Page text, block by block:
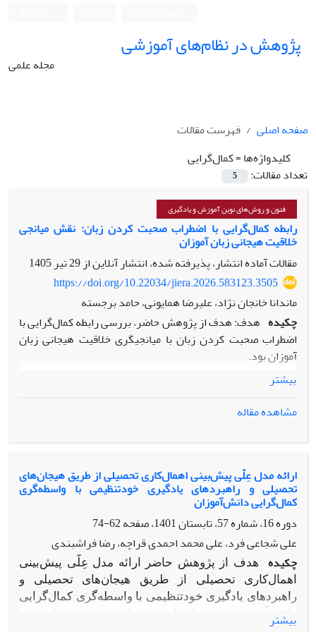
پژوهش در نظام‌های آموزشی
مجله علمی
صفحه اصلی
فهرست مقالات
کلیدواژه‌ها =کمال‌گرایی
تعداد مقالات:
5
فنون و روش‌های نوین آموزش و یادگیری
رابطه کمال‌گرایی با اضطراب صحبت کردن زبان: نقش میانجی
خلاقیت هیجانی زبان آموزان
مقالات آماده انتشار، پذیرفته شده، انتشار آنلاین از29 تیر 1405
https://doi.org/10.22034/jiera.2026.583123.3505
ماندانا خانجان نژاد، علیرضا همایونی، حامد برجسته
چکیده هدف: هدف از پژوهش حاضر، بررسی رابطه کمال‌گرایی با
اضطراب صحبت کردن زبان با میانجیگری خلاقیت هیجانی زبان
آموزان بود.
روش: روش پژوهش توصیفی و از نوع پژوهش های همبستگی
مبتنی بر روش معادلات ساختاری می‌باشد. جامعه آماری پژوهش
شده و تخصیص ضریب 15 برای هر متغیر مشاهده شده و با
حجم نمونه انتخاب شدند. برای جهت جمع‌آوری داده‌ها از
پرسشنامه اضطراب صحبت کردن زبان (Ali Khalaf Ali, 2017)،
هیجانی (Averill, et al., 1999) استفاده شد.
برای تجزیه و تحلیل داده‌ها در آمار توصیفی از میانگین و انحراف
استاندارد و در سطح آمار استنباطی از مدل‌یابی معادلات ساختاری
با نرم افزارهای 18 SPSS و23 Amos استفاده شد.
یافته‏ها: یافته ها نشان داد که کمال‌گرایی و خلاقیت هیجانی بر
اضطراب صحبت کردن زبان در دانش‌آموزان اثر مستقیم دارند.
همچنین کمال‌گرایی با نقش واسطه‌ای خلاقیت هیجانی بر اضطراب
بیشتر
مشاهده مقاله
ارائه مدل عِلّى پیش‌بینی اهمال‌کاری تحصیلی از طریق هیجان‌های
تحصیلی و راهبردهای یادگیری خودتنظیمی با واسطه‌گری
کمال‌گرایی دانش‌آموزان
دوره 16، شماره 57، تابستان 1401، صفحه
62-74
علی شجاعی فرد، علی محمد احمدی قراچه، رضا فراشبندی
چکیده
هدف از پژوهش حاضر ارائه مدل عِلّى پیش‌بینی
اهمال‌کاری تحصیلی از طریق هیجان‌های تحصیلی و
راهبردهای یادگیری خودتنظیمی با واسطه‌گری کمال‌گرایی
دانش‌آموزان هنرستان‌های دخترانه شهر شیراز بود.
بیشتر